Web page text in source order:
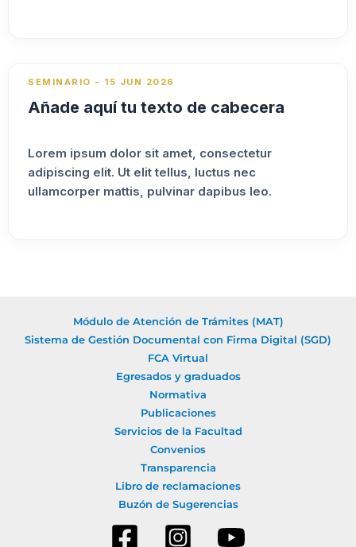
SEMINARIO - 15 JUN 2026
Añade aquí tu texto de cabecera
Lorem ipsum dolor sit amet, consectetur
adipiscing elit. Ut elit tellus, luctus nec
ullamcorper mattis, pulvinar dapibus leo.
Módulo de Atención de Trámites (MAT)
Sistema de Gestión Documental con Firma Digital (SGD)
FCA Virtual
Egresados y graduados
Normativa
Publicaciones
Servicios de la Facultad
Convenios
Transparencia
Libro de reclamaciones
Buzón de Sugerencias